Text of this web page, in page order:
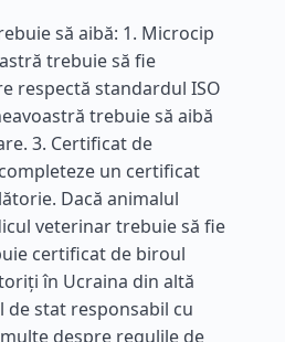
să aibă: 1. Microcip
trebuie să fie
respectă standardul ISO
trebuie să aibă
3. Certificat de
un certificat
Dacă animalul
veterinar trebuie să fie
certificat de biroul
în Ucraina din altă
stat responsabil cu
despre regulile de